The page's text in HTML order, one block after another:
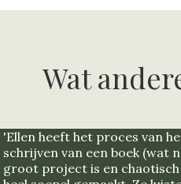
Wat
'Ellen heeft het proces van
schrijven van een boek (wat
groot project is en chaotisch